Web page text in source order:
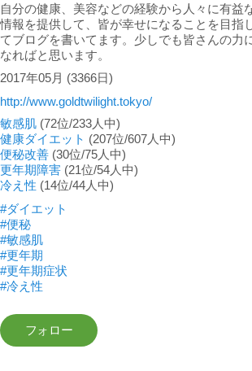
自分の健康、美容などの経験から人々に有益
情報を提供して、皆が幸せになることを目指
てブログを書いてます。少しでも皆さんの力
なればと思います。
2017年05月 (3366日)
http://www.goldtwilight.tokyo/
敏感肌 (72位/233人中)
健康ダイエット (207位/607人中)
便秘改善 (30位/75人中)
更年期障害 (21位/54人中)
冷え性 (14位/44人中)
#ダイエット
#便秘
#敏感肌
#更年期
#更年期症状
#冷え性